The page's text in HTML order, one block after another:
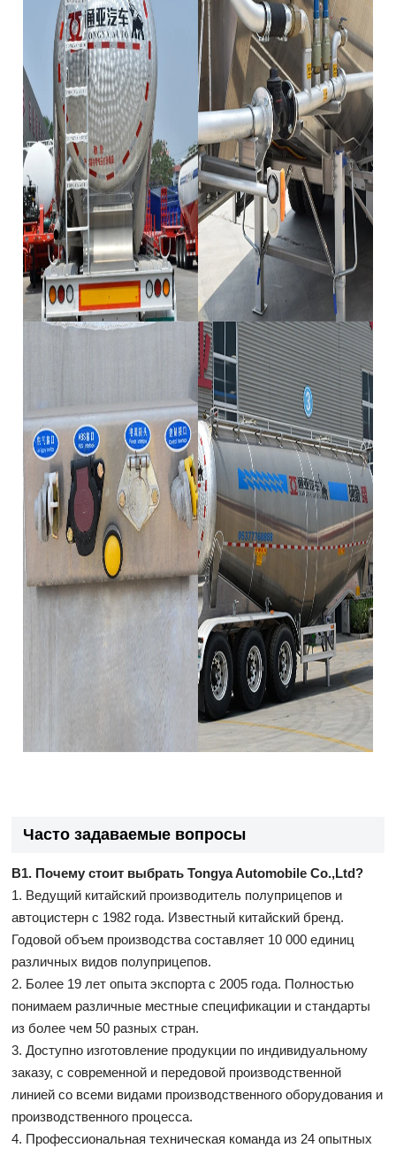
Часто задаваемые вопросы
В1. Почему стоит выбрать Tongya Automobile Co.,Ltd?
1. Ведущий китайский производитель полуприцепов и
автоцистерн с 1982 года. Известный китайский бренд.
Годовой объем производства составляет 10 000 единиц
различных видов полуприцепов.
2. Более 19 лет опыта экспорта с 2005 года. Полностью
понимаем различные местные спецификации и стандарты
из более чем 50 разных стран.
3. Доступно изготовление продукции по индивидуальному
заказу, с современной и передовой производственной
линией со всеми видами производственного оборудования и
производственного процесса.
4. Профессиональная техническая команда из 24 опытных